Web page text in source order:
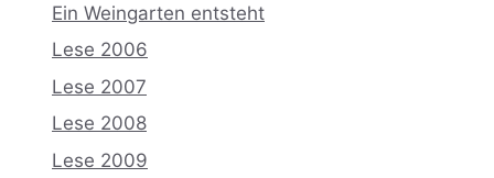
Ein Weingarten entsteht
Lese 2006
Lese 2007
Lese 2008
Lese 2009